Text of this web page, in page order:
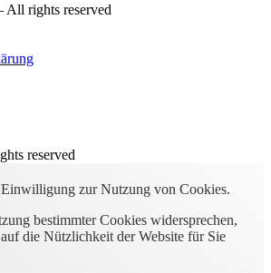
rights reserved
reserved
zur Nutzung von Cookies.
bestimmter Cookies widersprechen,
die Nützlichkeit der Website für Sie